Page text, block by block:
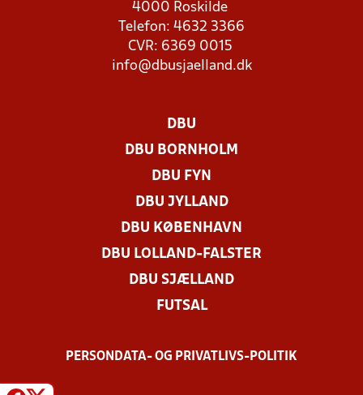
4000 Roskilde
Telefon: 4632 3366
CVR: 6369 0015
info@dbusjaelland.dk
DBU
DBU BORNHOLM
DBU FYN
DBU JYLLAND
DBU KØBENHAVN
DBU LOLLAND-FALSTER
DBU SJÆLLAND
FUTSAL
PERSONDATA- OG PRIVATLIVS-POLITIK